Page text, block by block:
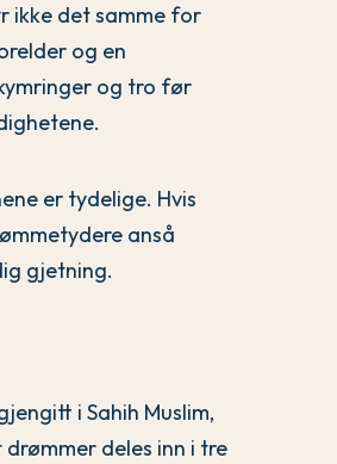
ikke det samme for
og en
og tro før
er tydelige. Hvis
anså
gjetning.
i Sahih Muslim,
deles inn i tre